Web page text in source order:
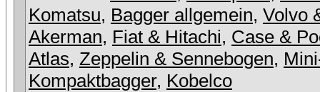
Komatsu, Bagger allgemein, Volvo
Akerman, Fiat & Hitachi, Case &
Atlas, Zeppelin & Sennebogen,
Kompaktbagger, Kobelco